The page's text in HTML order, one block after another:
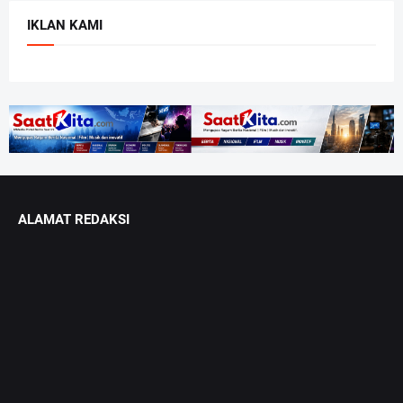
IKLAN KAMI
ALAMAT REDAKSI